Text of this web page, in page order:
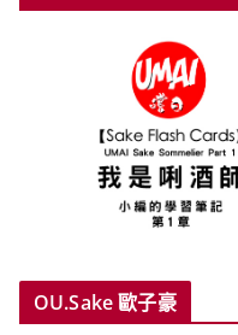
OU.Sake 歐子豪